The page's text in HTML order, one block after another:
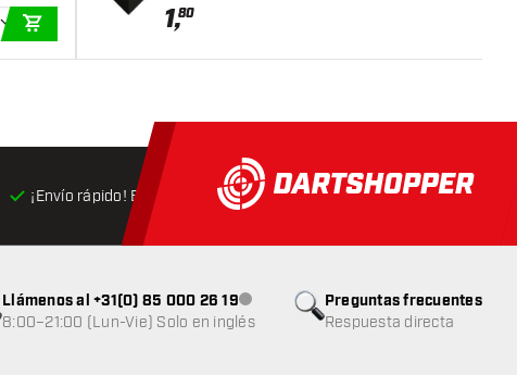
AÑADIR A LA CESTA
1,80
¡Envío rápido! Expedición en 24 horas Envío gratisa partir
Preguntas frecuentes
Respuesta directa
Llámenos al +31(0) 85 000 26 19Atención al cliente no disponible
8:00–21:00 (Lun-Vie) Solo en inglés